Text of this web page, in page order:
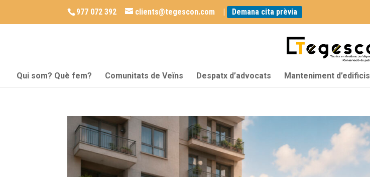
977 072 392 clients@tegescon.com | Demana cita prèvia
Qui som? Què fem? Comunitats de Veïns Despatx d’advocats Manteniment d’edificis